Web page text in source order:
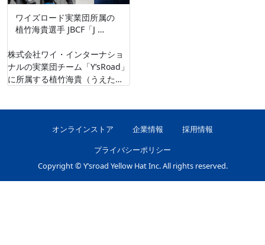
ワイズロード実業団所属の
植竹海貴選手 JBCF「J …
株式会社ワイ・インターナショ
ナルの実業団チーム「Y’sRoad」
に所属する植竹海貴（うえたけ
オンラインストア 企業情報
採用情報
プライバシーポリシー
Copyright © Y’sroad Yellow Hat Inc. All rights reserved.